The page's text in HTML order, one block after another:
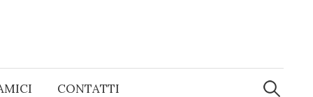
CONTATTI
Ricerca
per: